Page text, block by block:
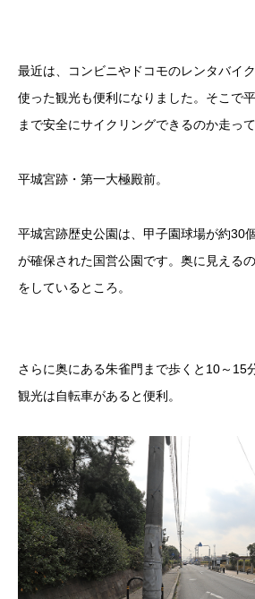
最近は、コンビニやドコモのレンタバイ
使った観光も便利になりました。そこで
まで安全にサイクリングできるのか走っ
平城宮跡・第一大極殿前。
平城宮跡歴史公園は、甲子園球場が約30
が確保された国営公園です。奥に見える
をしているところ。
さらに奥にある朱雀門まで歩くと10～15
観光は自転車があると便利。